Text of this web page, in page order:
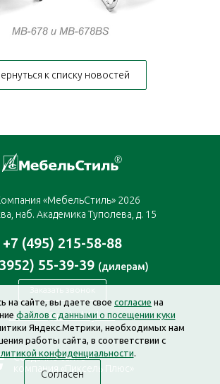
к списку новостей
«МебельСтиль» 2026
наб. Академика Туполева, д. 15
+7 (495) 215-58-88
55-39-39 (дилерам)
Заказать звонок
moscow@mebelstyle.ru
Создание сайта —
компания «Пиксель Плюс»
на сайте, вы даете свое согласие на
файлов с данными о посещении куки
Яндекс.Метрики, необходимых нам
работы сайта, в соответствии с
конфиденциальности.
Согласен